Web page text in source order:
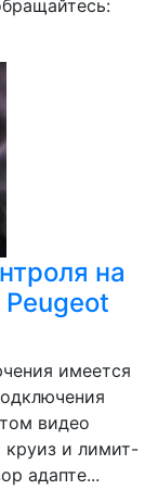
на
имеется
видео
круиз и лимит-
адапте...